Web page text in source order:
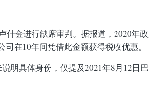
什金进行缺席审判。据报道，2020年
在10年间凭借此金额获得税收优惠。
说明具体身份，仅提及2021年8月12日